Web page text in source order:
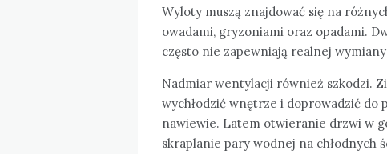
Wyloty muszą znajdować się na
owadami, gryzoniami oraz opadami.
często nie zapewniają realnej
Nadmiar wentylacji również szkodzi.
wychłodzić wnętrze i doprowadzić
nawiewie. Latem otwieranie drzwi w
skraplanie pary wodnej na chłodnych